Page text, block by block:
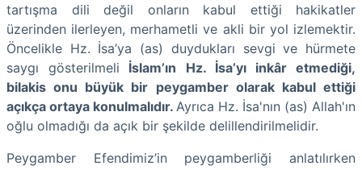
tartışma dili değil onların kabul ettiği hakikatler
üzerinden ilerleyen, merhametli ve akli bir yol izlemektir.
Öncelikle Hz. İsa’ya (as) duydukları sevgi ve hürmete
saygı gösterilmeli İslam’ın Hz. İsa’yı inkâr etmediği,
bilakis onu büyük bir peygamber olarak kabul ettiği
açıkça ortaya konulmalıdır. Ayrıca Hz. İsa'nın (as) Allah'ın
oğlu olmadığı da açık bir şekilde delillendirilmelidir.
Peygamber Efendimiz’in peygamberliği anlatılırken